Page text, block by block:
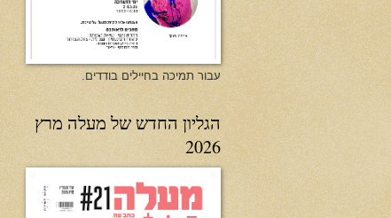
עבור תמיכה בחיילים בודדים.
הגליון החדש של מעלה מרץ
2026